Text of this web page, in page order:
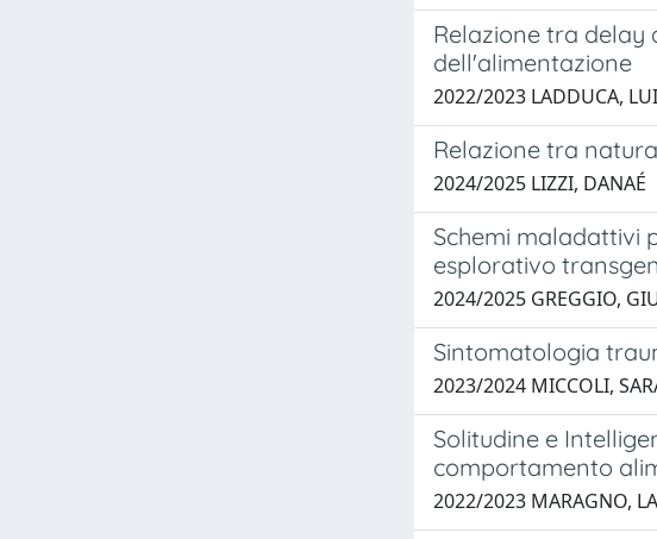
Relazione tra delay
dell'alimentazione
2022/2023 LADDUCA,
Relazione tra
2024/2025 LIZZI, DANAÉ
Schemi maladattivi
esplorativo
2024/2025 GREGGIO,
Sintomatologia
2023/2024 MICCOLI,
Solitudine e
comportamento
2022/2023 MARAGNO,